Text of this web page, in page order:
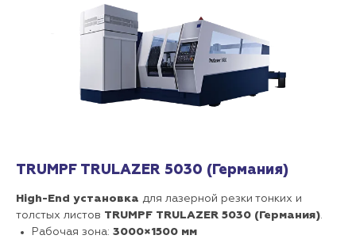
TRUMPF TRULAZER 5030 (Германия)
High-End установка для лазерной резки тонких и
толстых листов TRUMPF TRULAZER 5030 (Германия).
Рабочая зона: 3000×1500 мм